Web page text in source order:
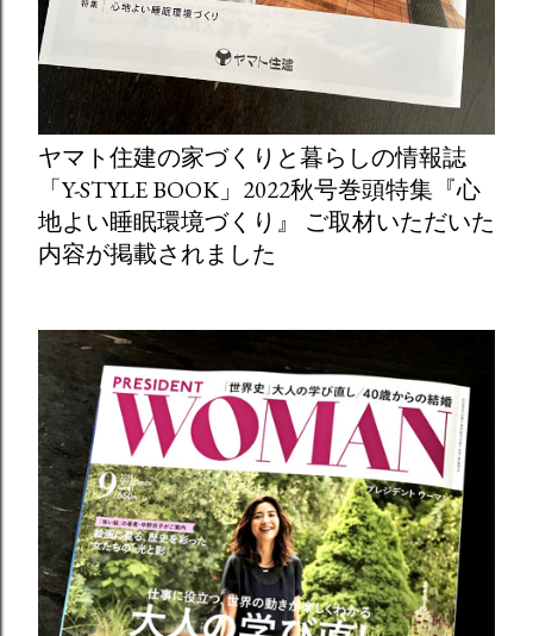
ヤマト住建の家づくりと暮らしの情報誌
「Y-STYLE BOOK」2022秋号巻頭特集『心
地よい睡眠環境づくり』 ご取材いただいた
内容が掲載されました